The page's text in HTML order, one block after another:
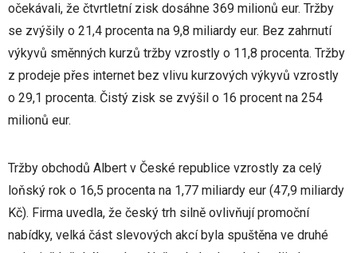
očekávali, že čtvrtletní zisk dosáhne 369 milionů eur. Tržby
se zvýšily o 21,4 procenta na 9,8 miliardy eur. Bez zahrnutí
výkyvů směnných kurzů tržby vzrostly o 11,8 procenta. Tržby
z prodeje přes internet bez vlivu kurzových výkyvů vzrostly
o 29,1 procenta. Čistý zisk se zvýšil o 16 procent na 254
milionů eur.
Tržby obchodů Albert v České republice vzrostly za celý
loňský rok o 16,5 procenta na 1,77 miliardy eur (47,9 miliardy
Kč). Firma uvedla, že český trh silně ovlivňují promoční
nabídky, velká část slevových akcí byla spuštěna ve druhé